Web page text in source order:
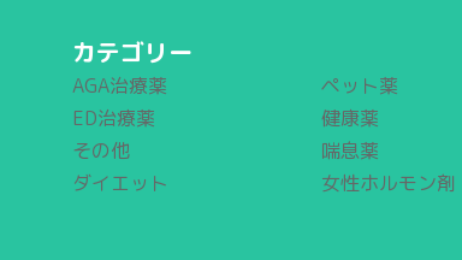
カテゴリー
AGA治療薬
ED治療薬
その他
ダイエット
ペット薬
健康薬
喘息薬
女性ホルモン剤